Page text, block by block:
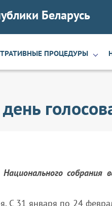
Беларусь
ПРОЦЕДУРЫ
собрания
С 31 января по 24